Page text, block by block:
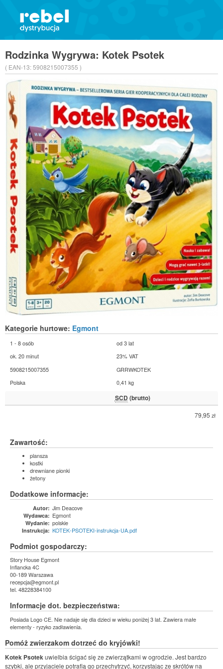
Rodzinka Wygrywa: Kotek Psotek
( EAN-13:5908215007355 )
Kategorie hurtowe: Egmont
1 - 8 osób
od 3 lat
ok. 20 minut
23% VAT
5908215007355
GRRWKOTEK
Polska
0,41 kg
SCD (brutto)
79,95 zł
Zawartość:
plansza
kostki
drewniane pionki
żetony
Dodatkowe informacje:
Autor: Jim Deacove
Wydawca: Egmont
Wydanie: polskie
Instrukcja: KOTEK-PSOTEKI-instrukcja-UA.pdf
Podmiot gospodarczy:
Story House Egmont
Inflancka 4C
00-189 Warszawa
recepcja@egmont.pl
tel. 48228384100
Informacje dot. bezpieczeństwa:
Posiada Logo CE. Nie nadaje się dla dzieci w wieku poniżej 3 lat. Zawiera małe
elementy - ryzyko zadławienia.
Pomóż zwierzakom dotrzeć do kryjówki!
Kotek Psotekuwielbia ścigać się ze zwierzątkami w ogrodzie. Jest bardzo
szybki, ale przyjaciele potrafią go przechytrzyć, korzystając ze skrótów na